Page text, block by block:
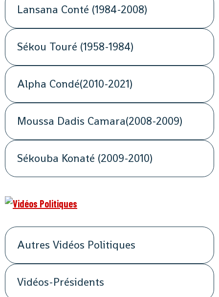
Lansana Conté (1984-2008)
Sékou Touré (1958-1984)
Alpha Condé(2010-2021)
Moussa Dadis Camara(2008-2009)
Sékouba Konaté (2009-2010)
Autres Vidéos Politiques
Vidéos-Présidents